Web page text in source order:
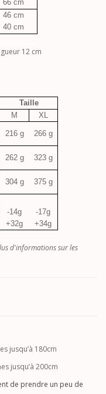
66 cm
46 cm
40 cm
12 cm
Taille
M XL
216 g 266 g
262 g 323 g
304 g 375 g
-14g
-17g
+32g
+34g
d'informations sur les
jusqu’à 180cm
jusqu’à 200cm
de prendre un peu de